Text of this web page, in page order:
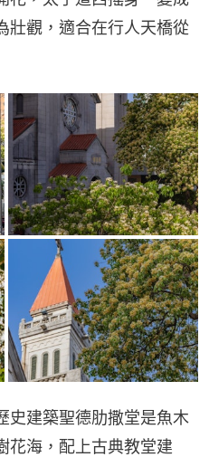
壯觀，適合在行人天橋從
史建築聖德肋撒堂是魚木
花海，配上古典教堂建